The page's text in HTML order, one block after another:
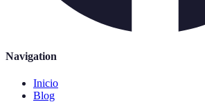
Navigation
Inicio
Blog